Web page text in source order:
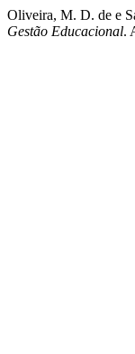
Oliveira, M. D. de e
Gestão Educacional.